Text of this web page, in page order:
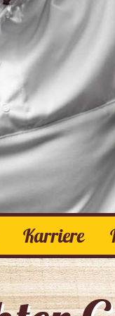
Torten Spezialtorten
Karriere